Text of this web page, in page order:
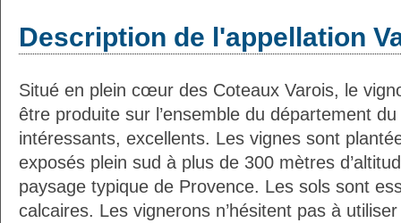
Description de l'appellation
Situé en plein cœur des Coteaux Varois, le
être produite sur l’ensemble du département
intéressants, excellents. Les vignes sont
exposés plein sud à plus de 300 mètres
paysage typique de Provence. Les sols sont
calcaires. Les vignerons n’hésitent pas à